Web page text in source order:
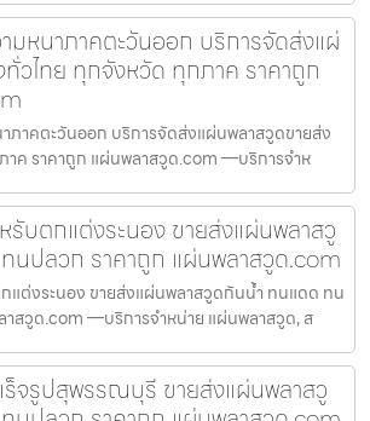
มหนาภาคตะวันออก บริการจัดส่งแผ่
วไทย ทุกจังหวัด ทุกภาค ราคาถูก
ภาคตะวันออก บริการจัดส่งแผ่นพลาสวูดขายส่ง
าค ราคาถูก แผ่นพลาสวูด.com —บริการจำห
รับตกแต่งระนอง ขายส่งแผ่นพลาสวู
นปลวก ราคาถูก แผ่นพลาสวูด.com
แต่งระนอง ขายส่งแผ่นพลาสวูดกันน้ำ ทนแดด ทน
สวูด.com —บริการจำหน่าย แผ่นพลาสวูด, ส
ร็จรูปสุพรรณบุรี ขายส่งแผ่นพลาสวู